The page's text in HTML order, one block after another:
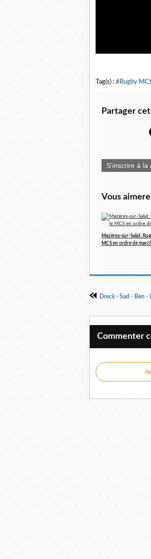
Tag(s) : #Rugby
Partager
S'inscrire à la
Vous
Mazères-sur-Salat.
MCS en ordre de
Commenter